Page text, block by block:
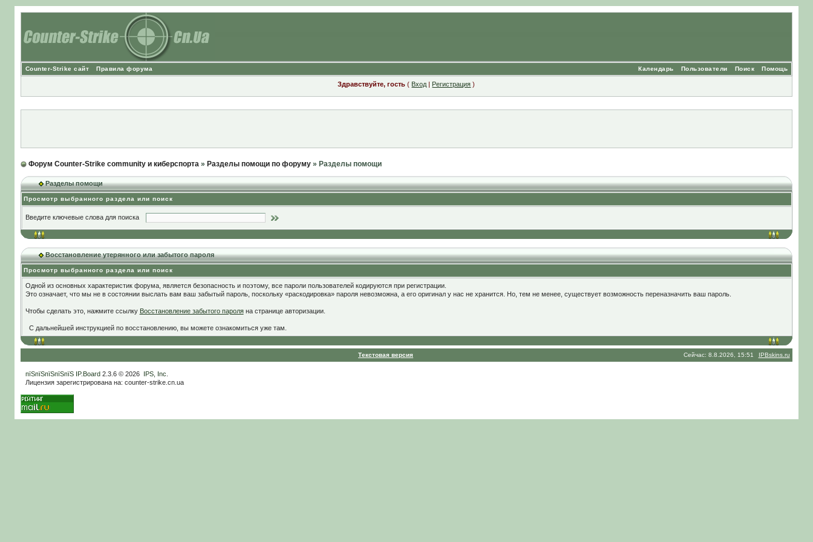
Counter-Strike сайт Правила форума Помощь
Поиск
Пользователи
Календарь
Здравствуйте, гость ( Вход | Регистрация )
Форум Counter-Strike community и киберспорта» Разделы помощи по форуму» Разделы помощи
Разделы помощи
Просмотр выбранного раздела или поиск
Введите ключевые слова для поиска
Восстановление утерянного или забытого пароля
Просмотр выбранного раздела или поиск
Одной из основных характеристик форума, является безопасность и поэтому, все пароли пользователей кодируются при регистрации.
Это означает, что мы не в состоянии выслать вам ваш забытый пароль, поскольку «раскодировка» пароля невозможна, а его оригинал у нас не хранится. Но, тем не менее, существует возможность переназначить ваш пароль.
Чтобы сделать это, нажмите ссылку Восстановление забытого пароляна странице авторизации.
С дальнейшей инструкцией по восстановлению, вы можете ознакомиться уже там.
Текстовая версия Сейчас: 8.8.2026, 15:51 IPBskins.ru
пїЅпїЅпїЅпїЅпїЅ IP.Board2.3.6 © 2026 IPS, Inc
Лицензия зарегистрирована на: counter-strike.cn.ua